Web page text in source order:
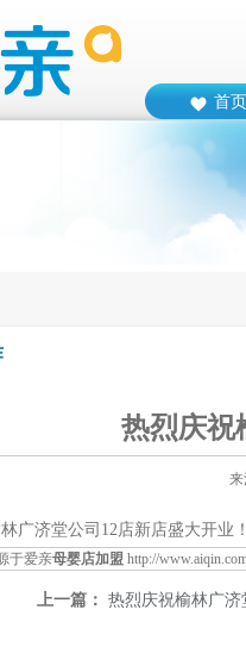
首页
热烈庆祝
来
广济堂公司12店新店盛大开业
于爱亲母婴店加盟 http://
上一篇： 热烈庆祝榆林广济堂公